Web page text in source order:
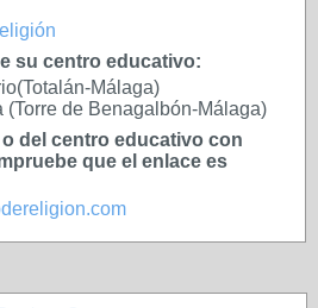
su centro educativo:
Málaga)
de Benagalbón-Málaga)
del centro educativo con
que el enlace es